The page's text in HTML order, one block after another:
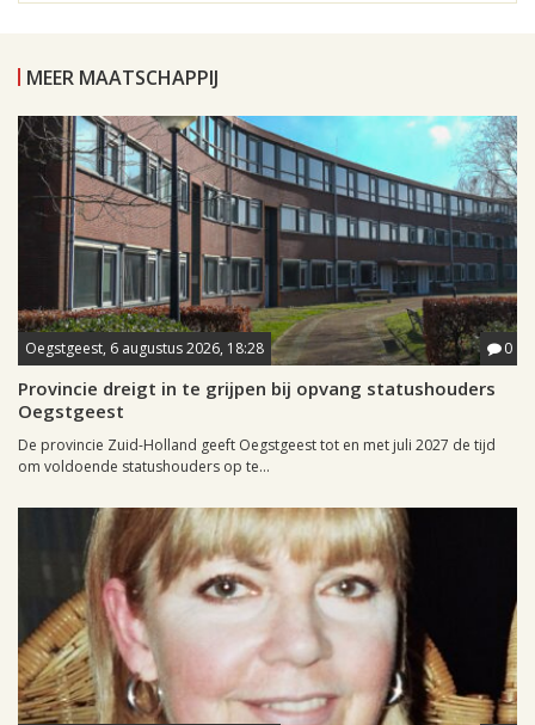
MEER MAATSCHAPPIJ
Oegstgeest, 6 augustus 2026, 18:28 0
Provincie dreigt in te grijpen bij opvang statushouders
Oegstgeest
De provincie Zuid-Holland geeft Oegstgeest tot en met juli 2027 de tijd
om voldoende statushouders op te...